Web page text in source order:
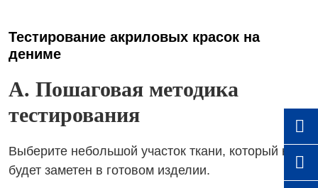


Тестирование акриловых красок на
дениме
A. Пошаговая методика
тестирования
Выберите небольшой участок ткани, который не
будет заметен в готовом изделии.